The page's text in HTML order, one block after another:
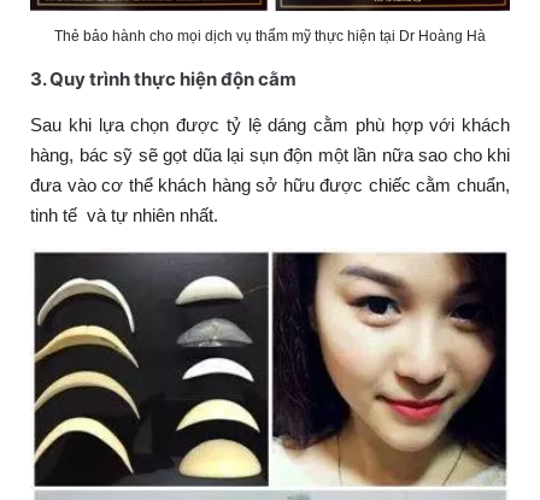
Thẻ bảo hành cho mọi dịch vụ thẩm mỹ thực hiện tại Dr Hoàng Hà
3. Quy trình thực hiện độn cằm
Sau khi lựa chọn được tỷ lệ dáng cằm phù hợp với khách
hàng, bác sỹ sẽ gọt dũa lại sụn độn một lần nữa sao cho khi
đưa vào cơ thể khách hàng sở hữu được chiếc cằm chuẩn,
tinh tế và tự nhiên nhất.